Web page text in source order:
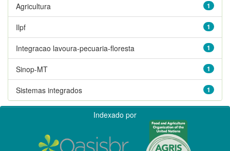
1
Agricultura
1
Ilpf
1
Integracao lavoura-pecuaria-floresta
1
Sinop-MT
1
Sistemas integrados
Indexado por